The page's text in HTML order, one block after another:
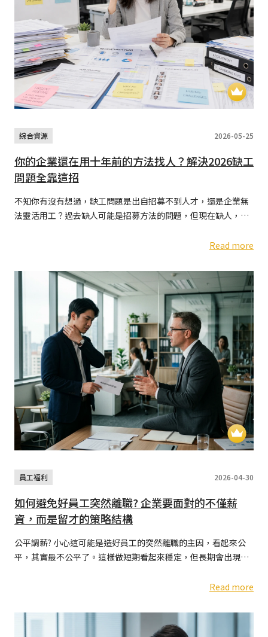
綜合資源 2026-05-25
你的企業還在用十年前的方法找人？解決2026缺工
問題全靠這招
不知你有沒有想過，缺工問題是出自招募不到人才，還是企業無
法靈活用工？過去缺人可能是招募方法的問題，但現在缺人，反
Read more
員工福利 2026-04-30
如何避免好員工突然離職? 企業要面對的不僅薪
資，而是留才的策略結構
公平調薪? 小心這可能是造好員工的突然離職的主因，看起來公
平，其實最不公平了。這樣做短期看起來穩定，但長期會出現一
Read more